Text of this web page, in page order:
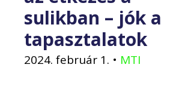
sulikban – jók a
tapasztalatok
2024. február 1. • MTI